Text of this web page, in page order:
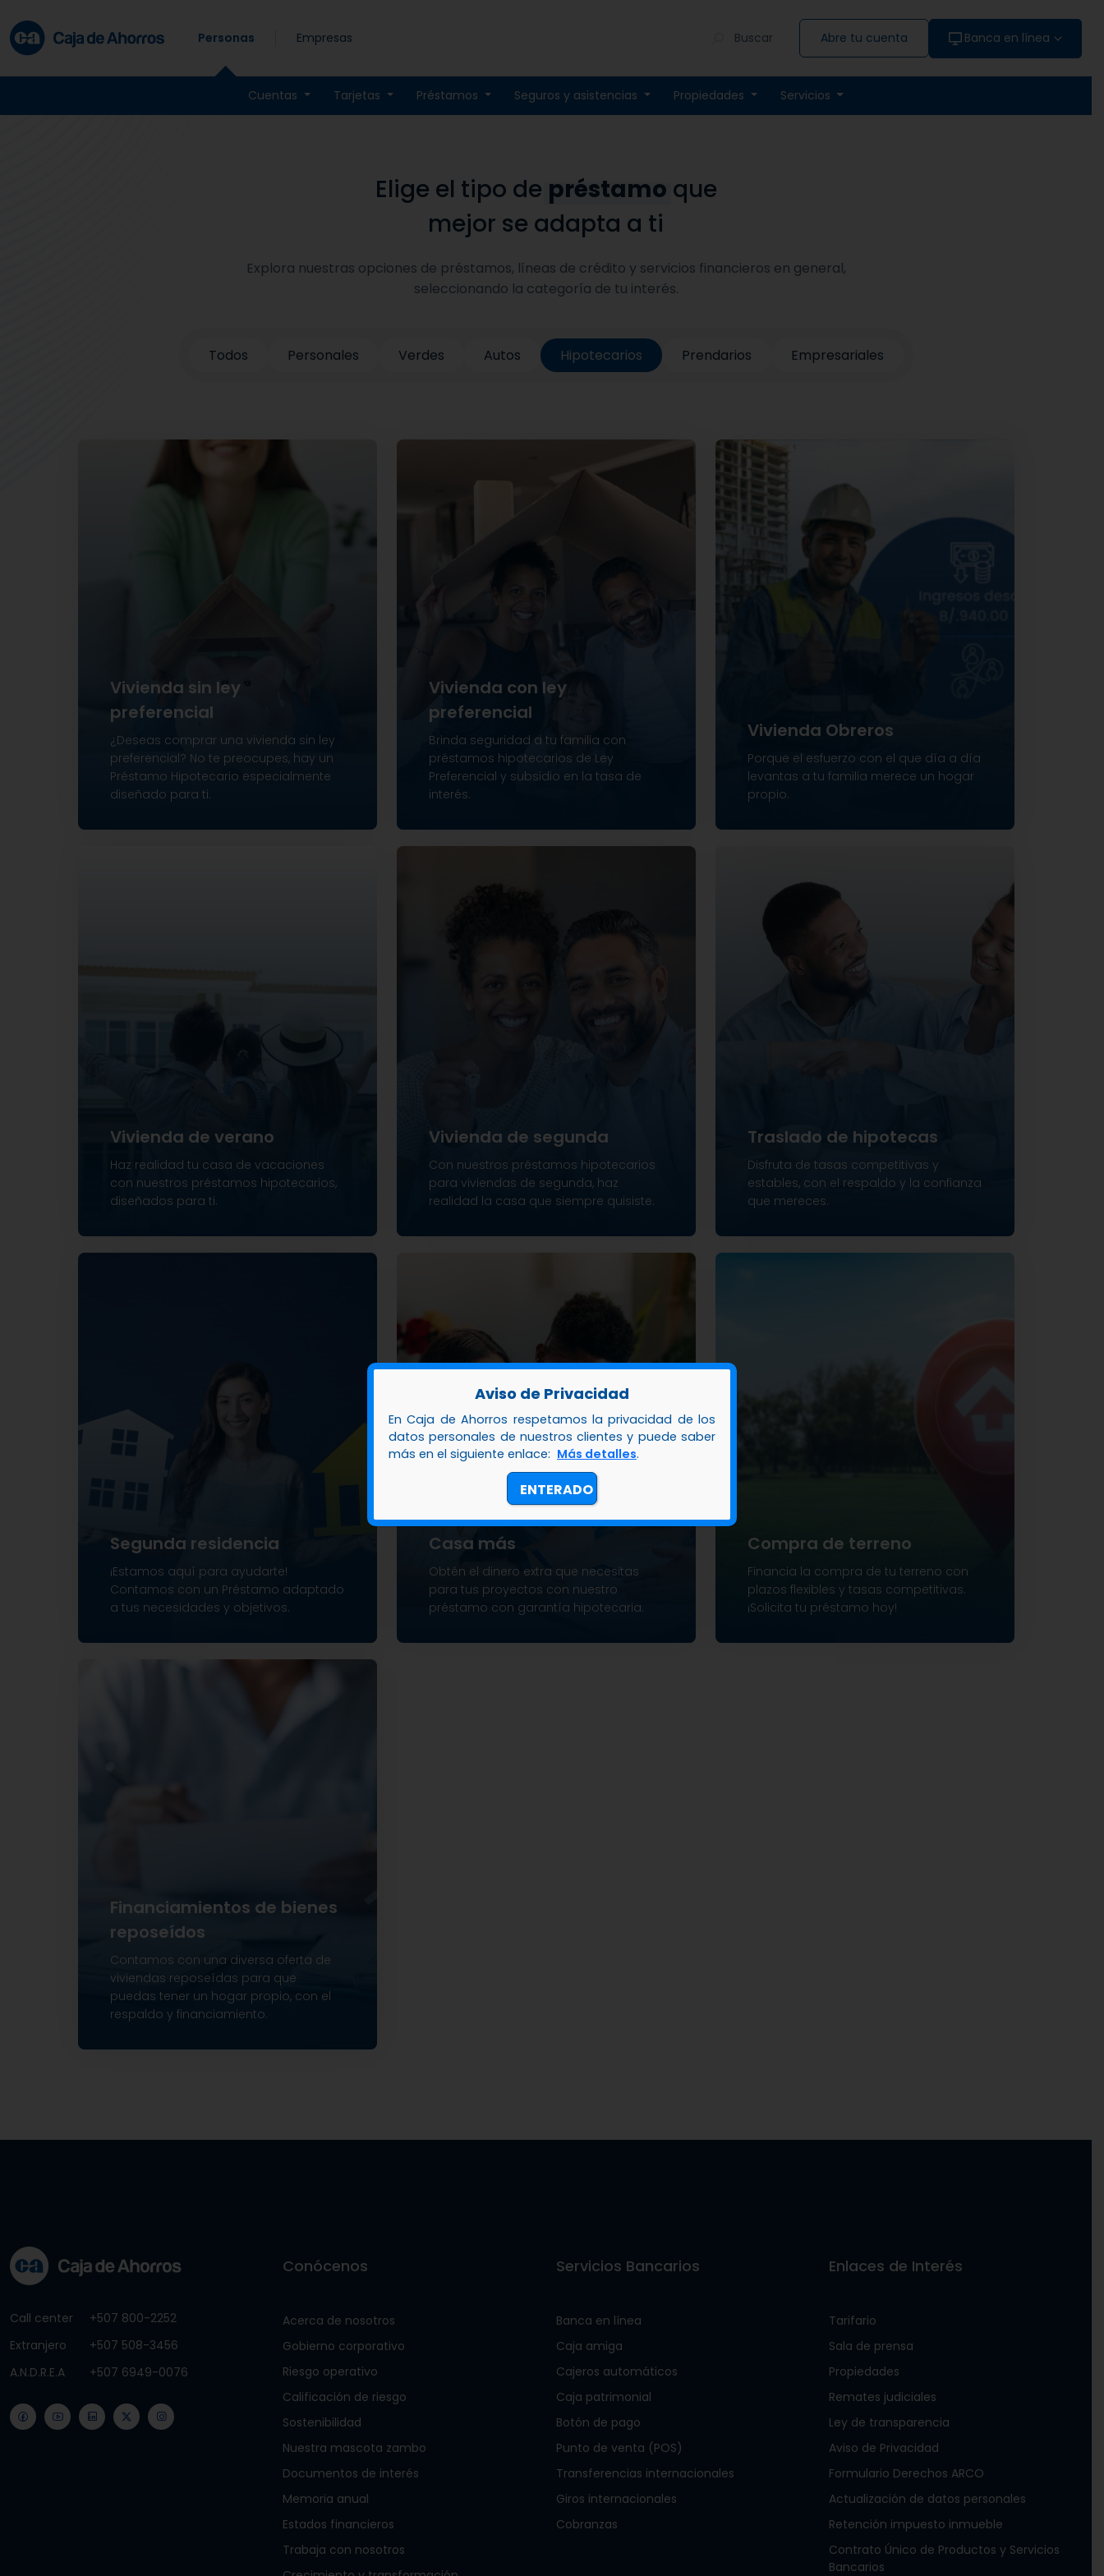
Personas
Cuentas Tarjetas Préstamos Seguros y asistencias Propiedades Servicios
Empresas Buscar Abre tu cuenta Banca en línea
Elige el tipo de préstamo que
mejor se adapta a ti
Explora nuestras opciones de préstamos, líneas de crédito y servicios financieros en general,
seleccionando la categoría de tu interés.
Todos Personales Verdes Autos Hipotecarios Prendarios Empresariales
Vivienda sin ley
preferencial
¿Deseas comprar una vivienda sin ley
preferencial? No te preocupes, hay un
Préstamo Hipotecario especialmente
diseñado para ti.
Vivienda con ley
preferencial
Brinda seguridad a tu familia con
préstamos hipotecarios de Ley
Preferencial y subsidio en la tasa de
interés.
2.75%
Vivienda Obreros
Porque el esfuerzo con el que día a día
levantas a tu familia merece un hogar
propio.
Financiamiento de hasta el 97%
Tasa desde
de interés
Plazos hasta 30 años
Vivienda de verano
Haz realidad tu casa de vacaciones
con nuestros préstamos hipotecarios,
diseñados para ti.
Vivienda de segunda
Con nuestros préstamos hipotecarios
para viviendas de segunda, haz
realidad la casa que siempre quisiste.
Traslado de hipotecas
Disfruta de tasas competitivas y
estables, con el respaldo y la confianza
que mereces.
Financiamiento hasta el 90%
Plazos de hasta 30 años
Aplica con consolidación de deudas
Segunda residencia
¡Estamos aquí para ayudarte!
Contamos con un Préstamo adaptado
a tus necesidades y objetivos.
Casa más
Obtén el dinero extra que necesitas
para tus proyectos con nuestro
préstamo con garantía hipotecaria.
Financiamiento hasta el 90%.
Plazos de hasta 30 años.
Compra de terreno
Financia la compra de tu terreno con
plazos flexibles y tasas competitivas.
¡Solicita tu préstamo hoy!
Financiamientos de bienes
reposeídos
Contamos con una diversa oferta de
viviendas reposeídas para que
puedas tener un hogar propio, con el
respaldo y financiamiento.
Call center
+507 800-2252
Extranjero
+507 508-3456
A.N.D.R.E.A
+507 6949-0076
Conócenos
Acerca de nosotros
Gobierno corporativo
Riesgo operativo
Calificación de riesgo
Sostenibilidad
Nuestra mascota zambo
Documentos de interés
Memoria anual
Estados financieros
Trabaja con nosotros
Servicios Bancarios
Banca en línea
Caja amiga
Cajeros automáticos
Caja patrimonial
Botón de pago
Punto de venta (POS)
Transferencias internacionales
Giros internacionales
Cobranzas
Enlaces de Interés
Tarifario
Sala de prensa
Propiedades
Remates judiciales
Ley de transparencia
Aviso de Privacidad
Formulario Derechos ARCO
Actualización de datos personales
Retención impuesto inmueble
Contrato Único de Productos y Servicios
Bancarios
Aviso de Privacidad
En Caja de Ahorros respetamos la privacidad de los
datos personales de nuestros clientes y puede saber
más en el siguiente enlace: Más detalles.
ENTERADO